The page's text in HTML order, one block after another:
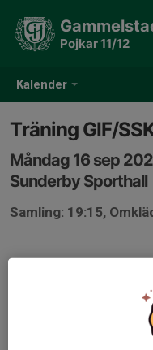
Kalender
Pojkar 11/12
Träning GIF/
Måndag 16 sep
Sunderby Sporthall
Samling: 19:15,